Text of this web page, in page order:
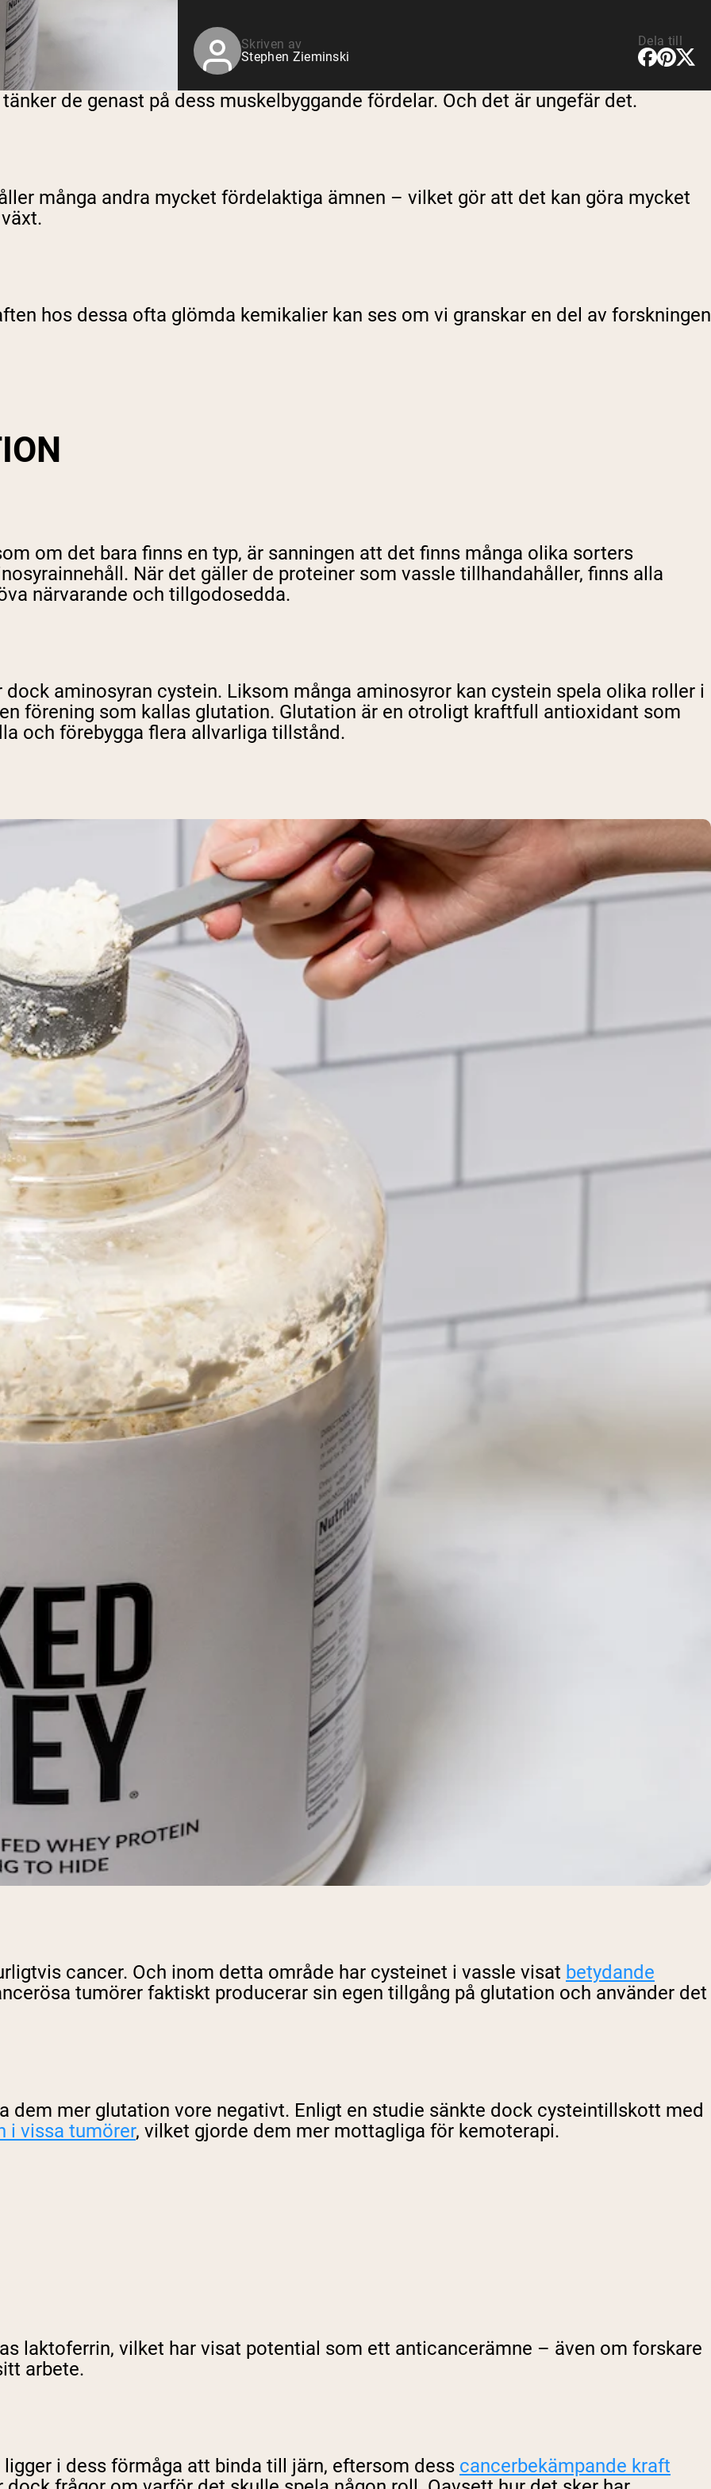
Skriven av
Stephen Zieminski
Dela till
de genast på dess muskelbyggande fördelar. Och det är ungefär det.
många andra mycket fördelaktiga ämnen – vilket gör att det kan göra mycket
hos dessa ofta glömda kemikalier kan ses om vi granskar en del av forskningen
om det bara finns en typ, är sanningen att det finns många olika sorters
När det gäller de proteiner som vassle tillhandahåller, finns alla
närvarande och tillgodosedda.
aminosyran cystein. Liksom många aminosyror kan cystein spela olika roller i
förening som kallas glutation. Glutation är en otroligt kraftfull antioxidant som
och förebygga flera allvarliga tillstånd.
cancer. Och inom detta område har cysteinet i vassle visat betydande
tumörer faktiskt producerar sin egen tillgång på glutation och använder det
dem mer glutation vore negativt. Enligt en studie sänkte dock cysteintillskott med
i vissa tumörer, vilket gjorde dem mer mottagliga för kemoterapi.
laktoferrin, vilket har visat potential som ett anticancerämne – även om forskare
arbete.
i dess förmåga att binda till järn, eftersom dess cancerbekämpande kraft
Country: Language: